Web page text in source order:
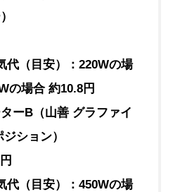
代（目安）：220Wの場
の場合 約10.8円
ーB（山善 グラファイ
ション）
代（目安）：450Wの場